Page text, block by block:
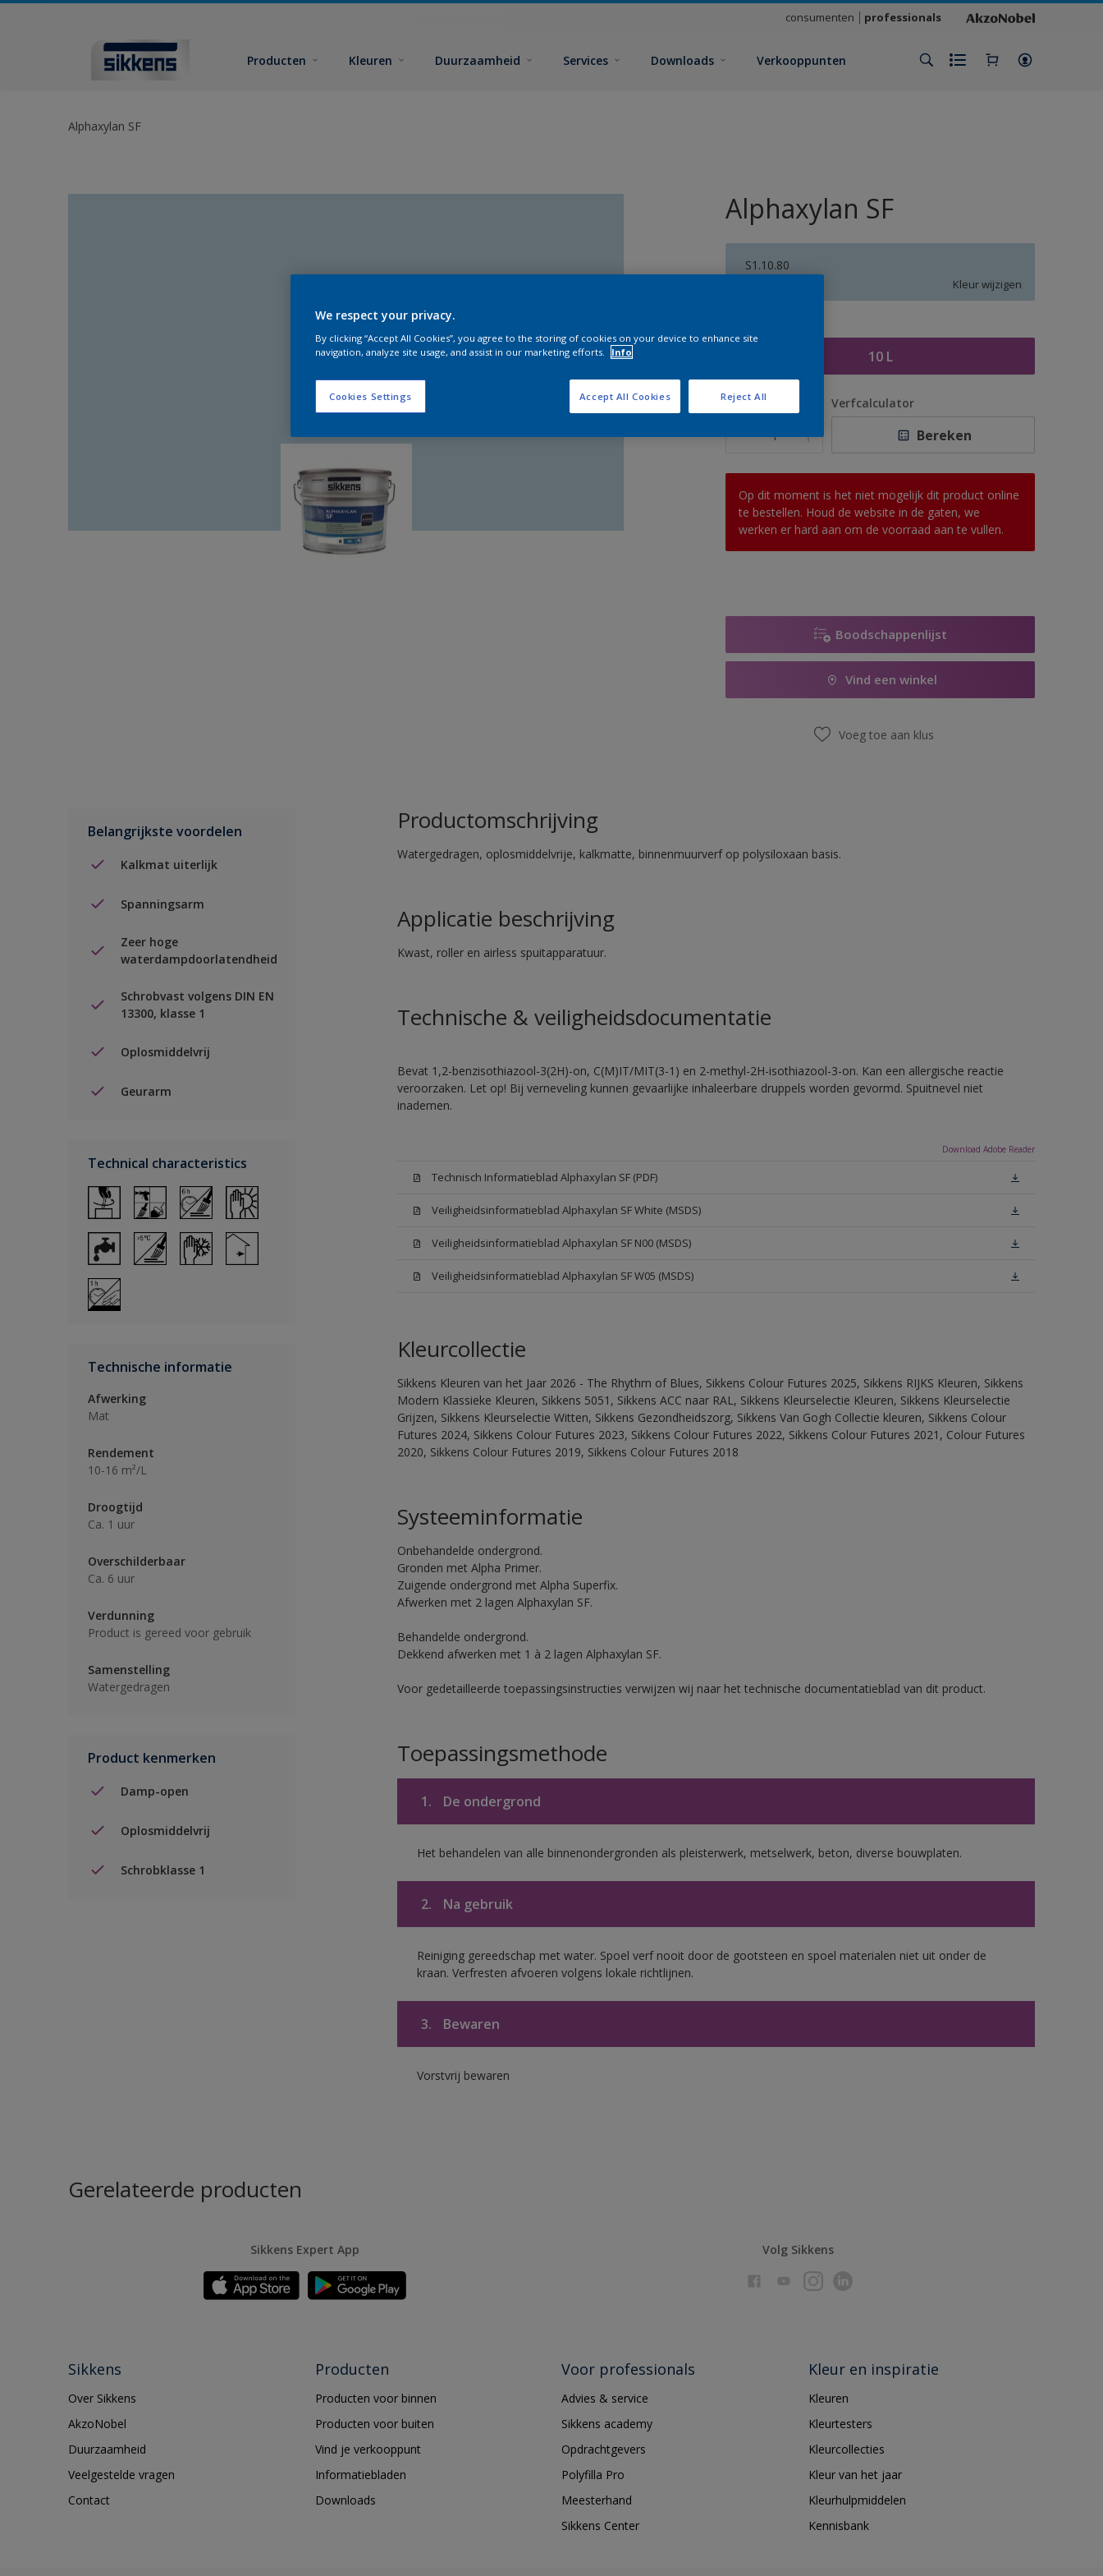
consumenten professionals
Producten Kleuren Duurzaamheid Services Downloads Verkooppunten
Alphaxylan SF
Alphaxylan SF
S1.10.80
Kleur wijzigen
10 L
Aantal Verfcalculator
Bereken
Op dit moment is het niet mogelijk dit product online
te bestellen. Houd de website in de gaten, we
werken er hard aan om de voorraad aan te vullen.
Boodschappenlijst
Vind een winkel
Voeg toe aan klus
Belangrijkste voordelen
Kalkmat uiterlijk
Spanningsarm
Zeer hoge
waterdampdoorlatendheid
Schrobvast volgens DIN EN
13300, klasse 1
Oplosmiddelvrij
Geurarm
Technical characteristics
Technische informatie
Afwerking
Mat
Rendement
10-16 m²/L
Droogtijd
Ca. 1 uur
Overschilderbaar
Ca. 6 uur
Verdunning
Product is gereed voor gebruik
Samenstelling
Watergedragen
Product kenmerken
Damp-open
Oplosmiddelvrij
Schrobklasse 1
Productomschrijving
Watergedragen, oplosmiddelvrije, kalkmatte, binnenmuurverf op polysiloxaan basis.
Applicatie beschrijving
Kwast, roller en airless spuitapparatuur.
Technische & veiligheidsdocumentatie
Bevat 1,2-benzisothiazool-3(2H)-on, C(M)IT/MIT(3-1) en 2-methyl-2H-isothiazool-3-on. Kan een allergische reactie
veroorzaken. Let op! Bij verneveling kunnen gevaarlijke inhaleerbare druppels worden gevormd. Spuitnevel niet
inademen.
Download Adobe Reader
Technisch Informatieblad Alphaxylan SF (PDF)
Veiligheidsinformatieblad Alphaxylan SF White (MSDS)
Veiligheidsinformatieblad Alphaxylan SF N00 (MSDS)
Veiligheidsinformatieblad Alphaxylan SF W05 (MSDS)
Kleurcollectie
Sikkens Kleuren van het Jaar 2026 - The Rhythm of Blues, Sikkens Colour Futures 2025, Sikkens RIJKS Kleuren, Sikkens
Modern Klassieke Kleuren, Sikkens 5051, Sikkens ACC naar RAL, Sikkens Kleurselectie Kleuren, Sikkens Kleurselectie
Grijzen, Sikkens Kleurselectie Witten, Sikkens Gezondheidszorg, Sikkens Van Gogh Collectie kleuren, Sikkens Colour
Futures 2024, Sikkens Colour Futures 2023, Sikkens Colour Futures 2022, Sikkens Colour Futures 2021, Colour Futures
2020, Sikkens Colour Futures 2019, Sikkens Colour Futures 2018
Systeeminformatie
Onbehandelde ondergrond.
Gronden met Alpha Primer.
Zuigende ondergrond met Alpha Superfix.
Afwerken met 2 lagen Alphaxylan SF.
Behandelde ondergrond.
Dekkend afwerken met 1 à 2 lagen Alphaxylan SF.
Voor gedetailleerde toepassingsinstructies verwijzen wij naar het technische documentatieblad van dit product.
Toepassingsmethode
1. De ondergrond
Het behandelen van alle binnenondergronden als pleisterwerk, metselwerk, beton, diverse bouwplaten.
2. Na gebruik
Reiniging gereedschap met water. Spoel verf nooit door de gootsteen en spoel materialen niet uit onder de
kraan. Verfresten afvoeren volgens lokale richtlijnen.
3. Bewaren
Vorstvrij bewaren
Gerelateerde producten
Sikkens Expert App Volg Sikkens
Sikkens
Over Sikkens
AkzoNobel
Duurzaamheid
Veelgestelde vragen
Contact
Producten
Producten voor binnen
Producten voor buiten
Vind je verkooppunt
Informatiebladen
Downloads
Voor professionals
Advies & service
Sikkens academy
Opdrachtgevers
Polyfilla Pro
Meesterhand
Sikkens Center
Kleur en inspiratie
Kleuren
Kleurtesters
Kleurcollecties
Kleur van het jaar
Kleurhulpmiddelen
Kennisbank
We respect your privacy.
By clicking “Accept All Cookies”, you agree to the storing of cookies on your device to enhance site
navigation, analyze site usage, and assist in our marketing efforts.
Info
Cookies Settings Reject All
Accept All Cookies